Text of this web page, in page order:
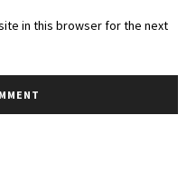
in this browser for the next